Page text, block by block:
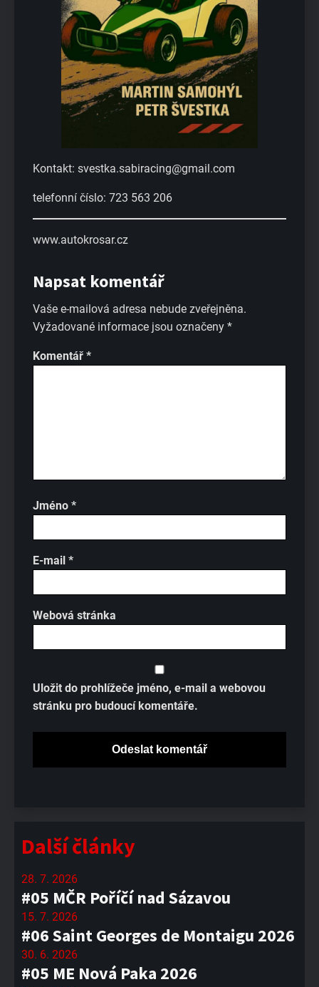
Kontakt: svestka.sabiracing@gmail.com
telefonní číslo: 723 563 206
www.autokrosar.cz
Napsat komentář
Vaše e-mailová adresa nebude zveřejněna.
Vyžadované informace jsou označeny *
Komentář *
Jméno *
E-mail *
Webová stránka
Uložit do prohlížeče jméno, e-mail a webovou
stránku pro budoucí komentáře.
Další články
28. 7. 2026
#05 MČR Poříčí nad Sázavou
15. 7. 2026
#06 Saint Georges de Montaigu 2026
30. 6. 2026
#05 ME Nová Paka 2026